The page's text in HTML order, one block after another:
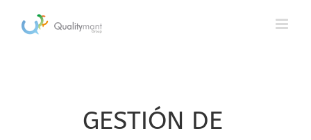
contenido
GESTIÓN DE